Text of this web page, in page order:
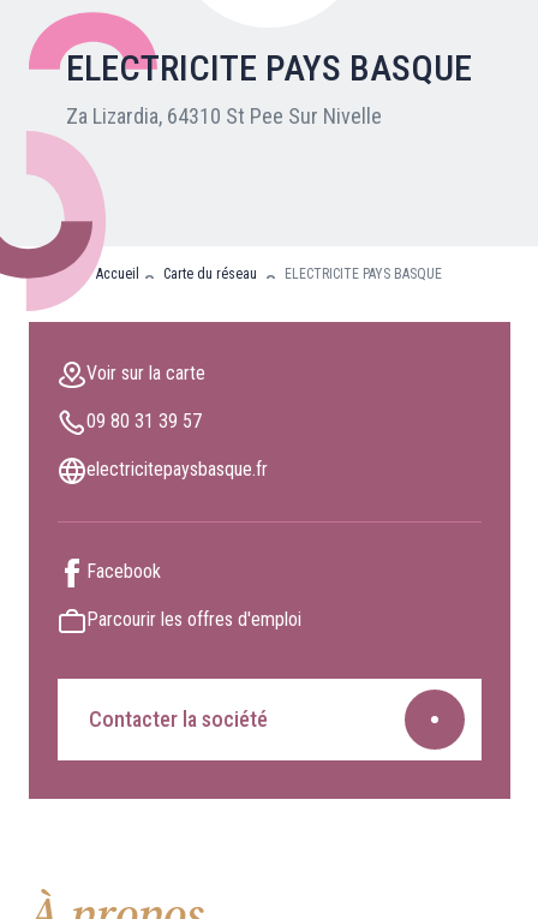
Nos adhérents
Carte du réseau
Nos partenaires
Clients professionnels
Nous contacter
FAQ
ELECTRICITE PAYS BASQUE
Za Lizardia, 64310 St Pee Sur Nivelle
Accueil Carte du réseau ELECTRICITE PAYS BASQUE
Voir sur la carte
09 80 31 39 57
electricitepaysbasque.fr
Facebook
Parcourir les offres d'emploi
Contacter la société